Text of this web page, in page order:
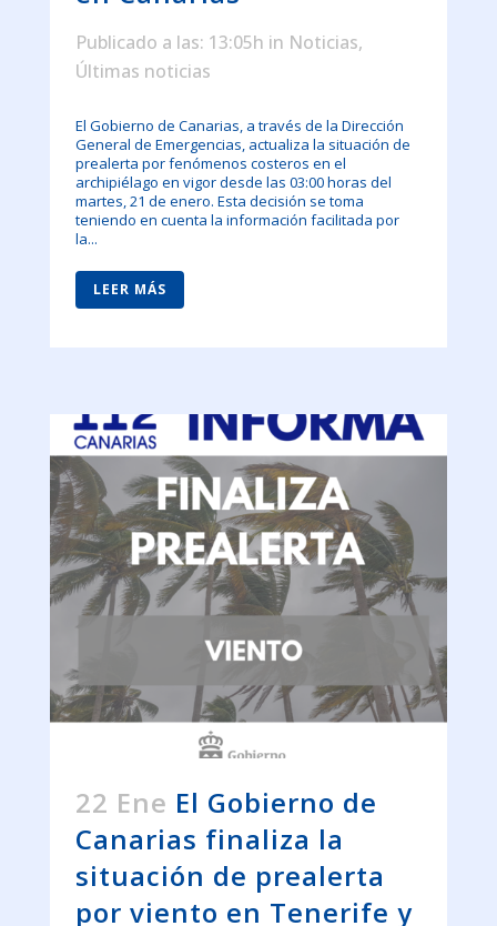
Publicado a las: 13:05h in Noticias,
Últimas noticias
El Gobierno de Canarias, a través de la Dirección
General de Emergencias, actualiza la situación de
prealerta por fenómenos costeros en el
archipiélago en vigor desde las 03:00 horas del
martes, 21 de enero. Esta decisión se toma
teniendo en cuenta la información facilitada por
la...
LEER MÁS
22 Ene El Gobierno de
Canarias finaliza la
situación de prealerta
por viento en Tenerife y